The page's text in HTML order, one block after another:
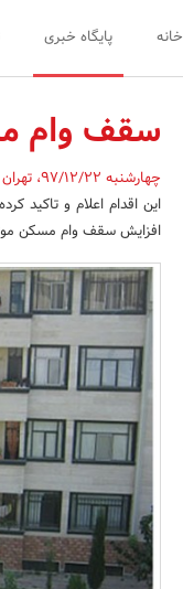
خانه پایگاه خبری
سقف وام
چهارشنبه 97/12/22 ،تهران
افزایش سقف وام مسکن